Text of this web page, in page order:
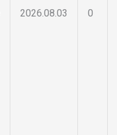
2026.08.03 0